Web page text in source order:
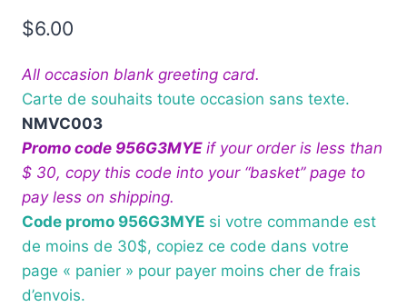
$6.00
All occasion blank greeting card.
Carte de souhaits toute occasion sans texte.
NMVC003
Promo code 956G3MYEif your order is less than
$ 30, copy this code into your “basket” page to
pay less on shipping.
Code promo 956G3MYE si votre commande est
de moins de 30$, copiez ce code dans votre
page « panier » pour payer moins cher de frais
d’envois.